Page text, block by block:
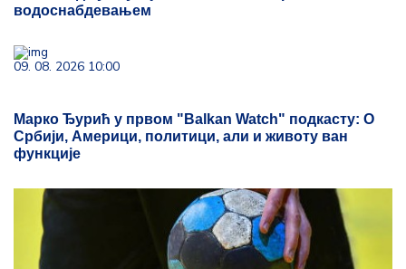
водоснабдевањем
09. 08. 2026 10:00
Марко Ђурић у првом "Balkan Watch" подкасту: О
Србији, Америци, политици, али и животу ван
функције